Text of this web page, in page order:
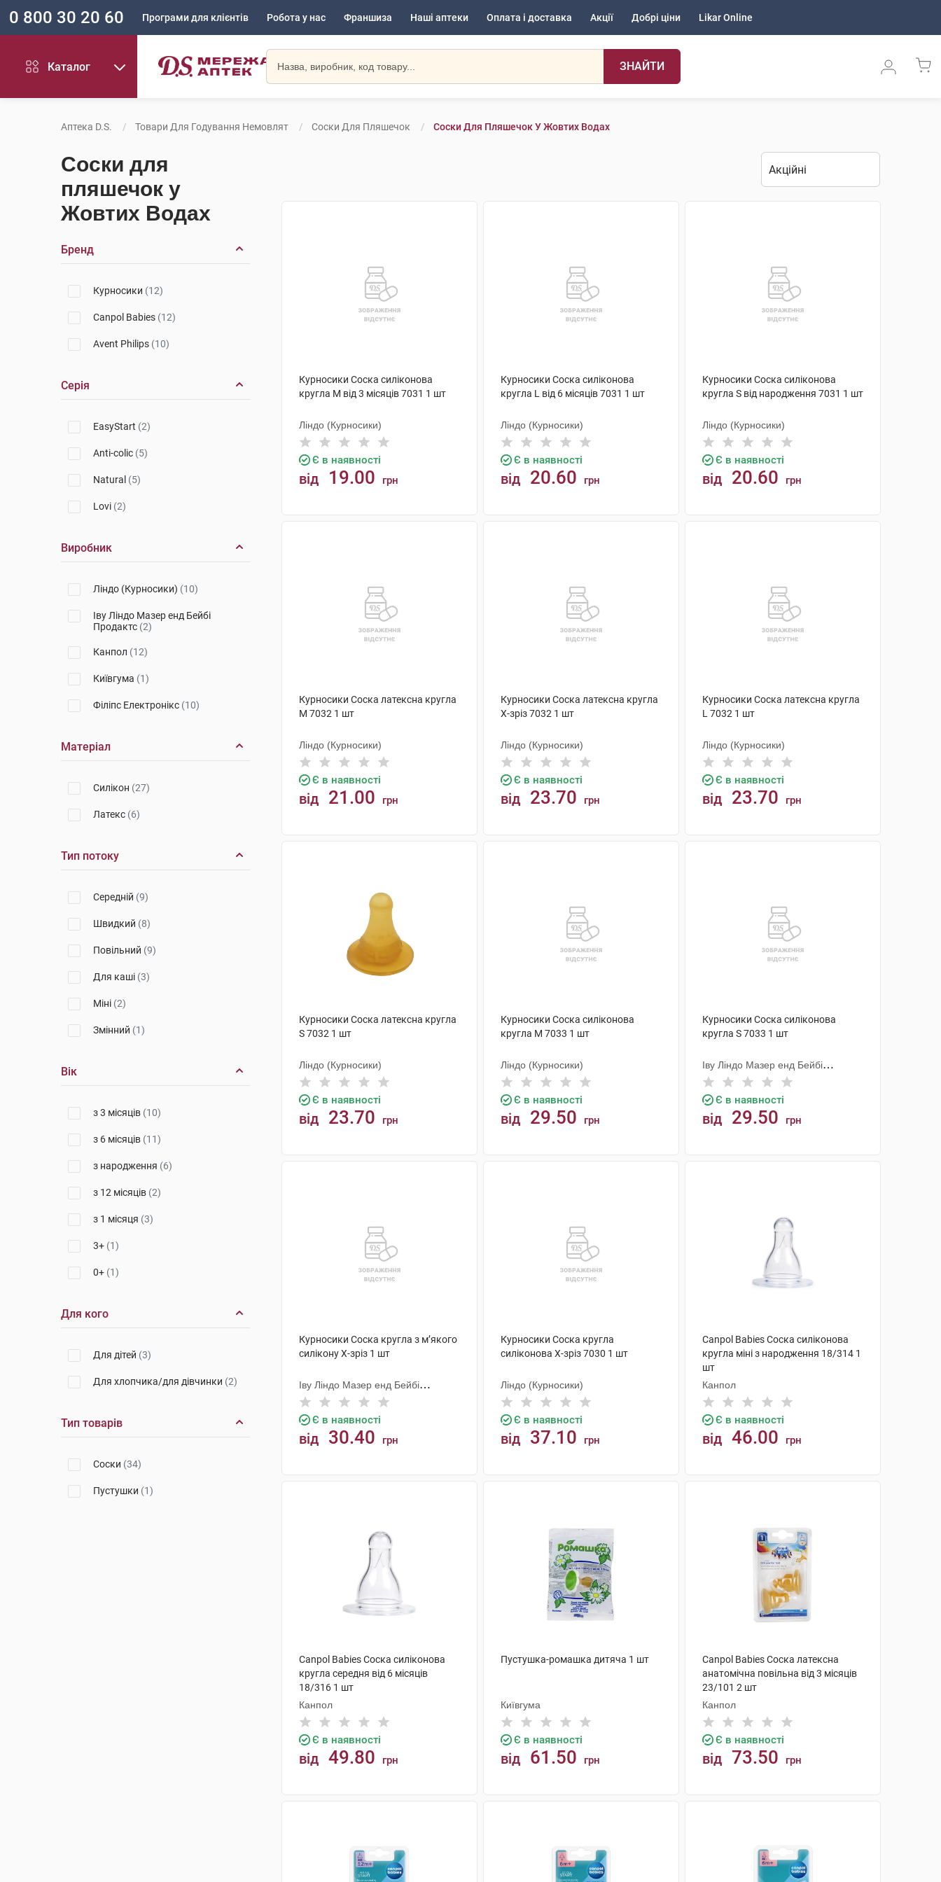
0 800 30 20 60 Програми для клієнтів Робота у нас Франшиза Наші аптеки Оплата і доставка Акції Добрі ціни Likar Online
Каталог ЗНАЙТИ
Аптека D.S. Товари Для Годування Немовлят Соски Для Пляшечок Соски Для Пляшечок У Жовтих Водах
Соски для
пляшечок у
Жовтих Водах
Бренд
Курносики (12)
Canpol Babies (12)
Avent Philips (10)
Серія
EasyStart (2)
Anti-colic (5)
Natural (5)
Lovi (2)
Виробник
Ліндо (Курносики) (10)
Іву Ліндо Мазер енд Бейбі
Продактс (2)
Канпол (12)
Київгума (1)
Філіпс Електронікс (10)
Матеріал
Cилікон (27)
Латекс (6)
Тип потоку
Середній (9)
Швидкий (8)
Повільний (9)
Для каші (3)
Міні (2)
Змінний (1)
Вік
з 3 місяців (10)
з 6 місяців (11)
з народження (6)
з 12 місяців (2)
з 1 місяця (3)
3+ (1)
0+ (1)
Для кого
Для дітей (3)
Для хлопчика/для дівчинки (2)
Тип товарів
Соски (34)
Пустушки (1)
Курносики Соска силіконова
кругла M від 3 місяців 7031 1 шт
Ліндо (Курносики)
Є в наявності
від 19.00 грн
Курносики Соска силіконова
кругла L від 6 місяців 7031 1 шт
Ліндо (Курносики)
Є в наявності
від 20.60 грн
Курносики Соска силіконова
кругла S від народження 7031 1 шт
Ліндо (Курносики)
Є в наявності
від 20.60 грн
Курносики Соска латексна кругла
M 7032 1 шт
Ліндо (Курносики)
Є в наявності
від 21.00 грн
Курносики Соска латексна кругла
X-зріз 7032 1 шт
Ліндо (Курносики)
Є в наявності
від 23.70 грн
Курносики Соска латексна кругла
L 7032 1 шт
Ліндо (Курносики)
Є в наявності
від 23.70 грн
Курносики Соска латексна кругла
S 7032 1 шт
Ліндо (Курносики)
Є в наявності
від 23.70 грн
Курносики Соска силіконова
кругла M 7033 1 шт
Ліндо (Курносики)
Є в наявності
від 29.50 грн
Курносики Соска силіконова
кругла S 7033 1 шт
Іву Ліндо Мазер енд Бейбі
Продактс
Є в наявності
від 29.50 грн
Курносики Соска кругла з м’якого
силікону X-зріз 1 шт
Іву Ліндо Мазер енд Бейбі
Продактс
Є в наявності
від 30.40 грн
Курносики Соска кругла
силіконова X-зріз 7030 1 шт
Ліндо (Курносики)
Є в наявності
від 37.10 грн
Canpol Babies Соска силіконова
кругла міні з народження 18/314 1
шт
Канпол
Є в наявності
від 46.00 грн
Canpol Babies Соска силіконова
кругла середня від 6 місяців
18/316 1 шт
Канпол
Є в наявності
від 49.80 грн
Пустушка-ромашка дитяча 1 шт
Київгума
Є в наявності
від 61.50 грн
Canpol Babies Соска латексна
анатомічна повільна від 3 місяців
23/101 2 шт
Канпол
Є в наявності
від 73.50 грн